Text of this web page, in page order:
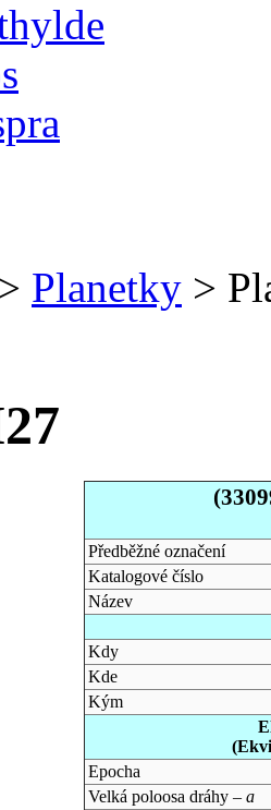
> Planetky >
Předběžné označení
Katalogové číslo
Název
Kdy
Kde
Kým
Epocha
Velká poloosa dráhy – a